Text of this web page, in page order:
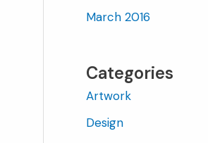
March 2016
Categories
Artwork
Design